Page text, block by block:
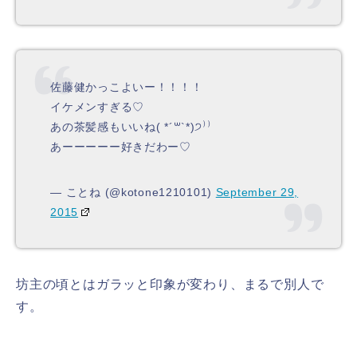
佐藤健かっこよいー！！！！
イケメンすぎる♡
あの茶髪感もいいね( *´꒳`*)੭⁾⁾
あーーーーー好きだわー♡
— ことね (@kotone1210101) September 29,
2015
坊主の頃とはガラッと印象が変わり、まるで別人で
す。